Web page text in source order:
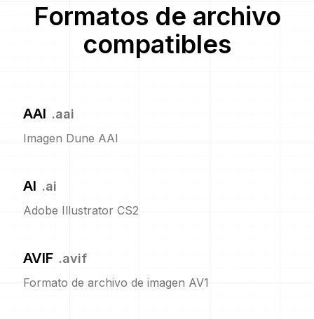
Formatos de archivo
compatibles
AAI .aai
Imagen Dune AAI
AI .ai
Adobe Illustrator CS2
AVIF .avif
Formato de archivo de imagen AV1